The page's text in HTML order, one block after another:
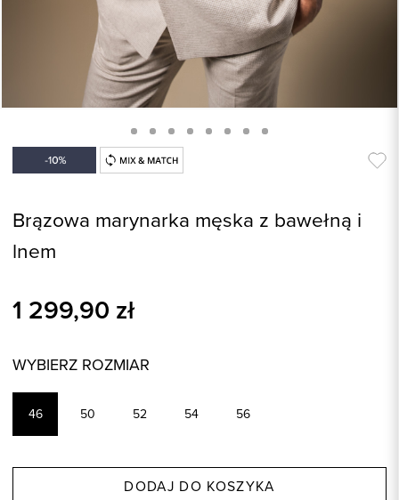
Brązowa marynarka męska z bawełną i
lnem
1 299,90 zł
WYBIERZ ROZMIAR
46 50 52 54 56
DODAJ DO KOSZYKA